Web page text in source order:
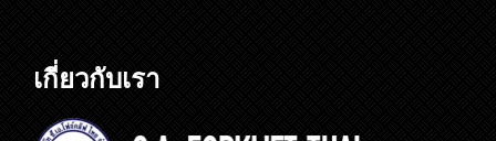
เกี่ยวกับเรา